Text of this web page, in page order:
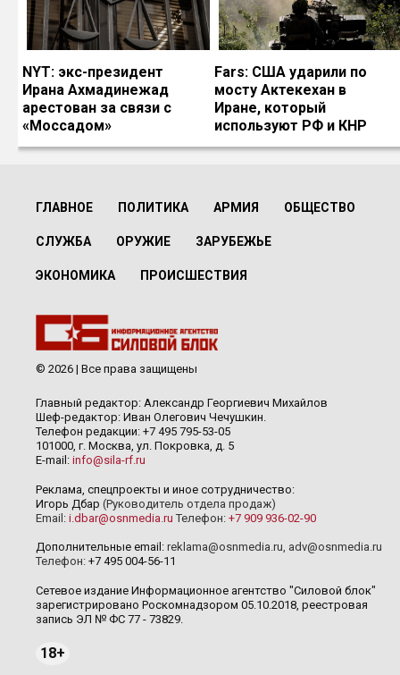
NYT: экс-президент
Ирана Ахмадинежад
арестован за связи с
«Моссадом»
Fars: США ударили по
мосту Актекехан в
Иране, который
используют РФ и КНР
ГЛАВНОЕ ПОЛИТИКА АРМИЯ ОБЩЕСТВО
СЛУЖБА ОРУЖИЕ ЗАРУБЕЖЬЕ
ЭКОНОМИКА ПРОИСШЕСТВИЯ
© 2026 | Все права защищены
Главный редактор: Александр Георгиевич Михайлов
Шеф-редактор: Иван Олегович Чечушкин.
Телефон редакции: +7 495 795-53-05
101000, г. Москва, ул. Покровка, д. 5
E-mail: info@sila-rf.ru
Реклама, спецпроекты и иное сотрудничество:
Игорь Дбар (Руководитель отдела продаж)
Email: i.dbar@osnmedia.ru Телефон: +7 909 936-02-90
Дополнительные email: reklama@osnmedia.ru, adv@osnmedia.ru
Телефон: +7 495 004-56-11
Сетевое издание Информационное агентство "Силовой блок"
зарегистрировано Роскомнадзором 05.10.2018, реестровая
запись ЭЛ № ФС 77 - 73829.
18+